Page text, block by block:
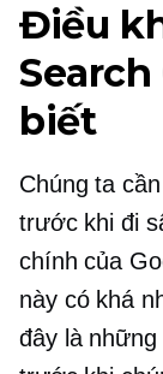
Điều
biết
Chúng ta
trước khi đi
chính của
này có khá
đây là